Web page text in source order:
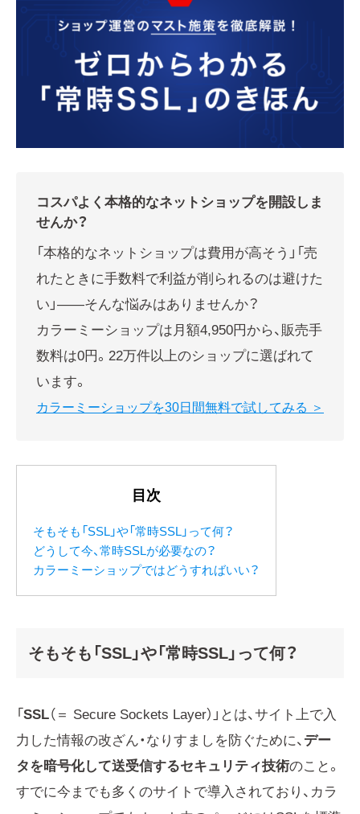
コスパよく本格的なネットショップを開設しま
せんか？
「本格的なネットショップは費用が高そう」「売
れたときに手数料で利益が削られるのは避けた
い」——そんな悩みはありませんか？
カラーミーショップは月額4,950円から、販売手
数料は0円。22万件以上のショップに選ばれて
います。
カラーミーショップを30日間無料で試してみる ＞
目次
そもそも「SSL」や「常時SSL」って何？
どうして今、常時SSLが必要なの？
カラーミーショップではどうすればいい？
そもそも「SSL」や「常時SSL」って何？
「 SSL（＝ Secure Sockets Layer）」とは、サイト上で入
力した情報の改ざん・なりすましを防ぐために、 デー
タを暗号化して送受信するセキュリティ技術のこと。
すでに今までも多くのサイトで導入されており、カラ